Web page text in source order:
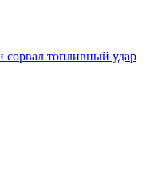
топливный удар